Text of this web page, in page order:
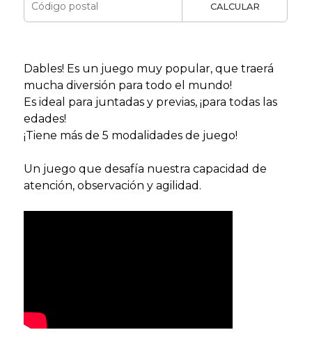
CALCULAR
Dables! Es un juego muy popular, que traerá
mucha diversión para todo el mundo!
Es ideal para juntadas y previas, ¡para todas las
edades!
¡Tiene más de 5 modalidades de juego!
Un juego que desafía nuestra capacidad de
atención, observación y agilidad.